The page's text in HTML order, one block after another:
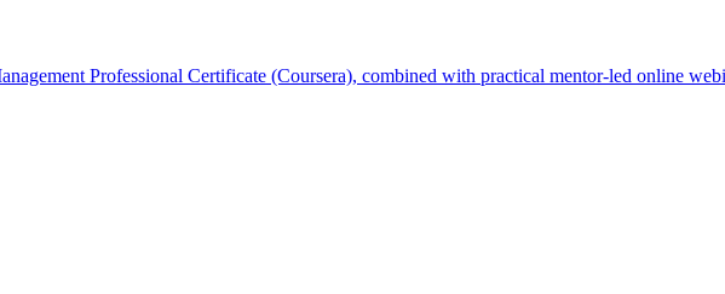
Professional Certificate (Coursera), combined with practical mentor-led online